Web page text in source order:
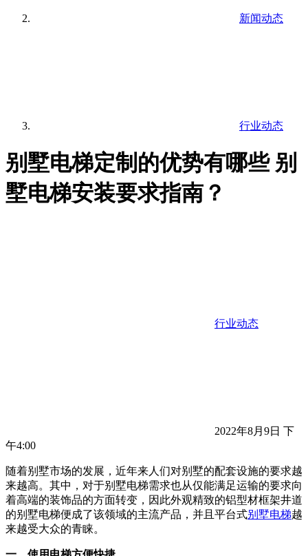
新闻动态
行业动态
别墅电梯定制的优势有哪些 别
墅电梯安装要求指南？
行业动态
2022年8月9日 下
午4:00
随着别墅市场的发展，近年来人们对别墅的配套设施的要求越
来越高。其中，对于别墅电梯需求也从仅能满足运输的要求向
着高端的装饰品的方面转变，因此外观精致的铝型材框架井道
的别墅电梯便成了该领域的主流产品，并且平台式别墅电梯越
来越受大众的青睐。